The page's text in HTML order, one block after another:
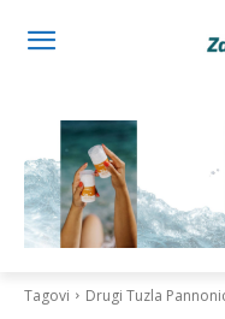
Tagovi Drugi Tuzla